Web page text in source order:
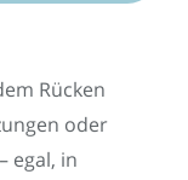
Rücken
oder
egal, in